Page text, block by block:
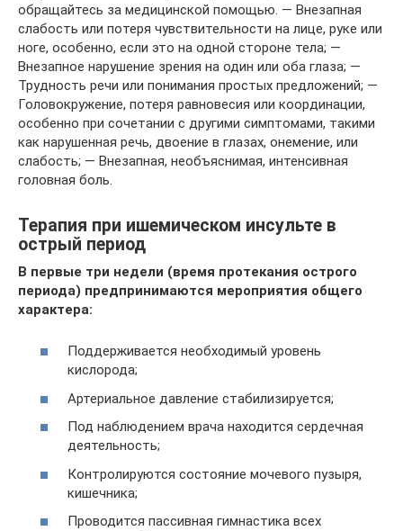
обращайтесь за медицинской помощью. — Внезапная
слабость или потеря чувствительности на лице, руке или
ноге, особенно, если это на одной стороне тела; —
Внезапное нарушение зрения на один или оба глаза; —
Трудность речи или понимания простых предложений; —
Головокружение, потеря равновесия или координации,
особенно при сочетании с другими симптомами, такими
как нарушенная речь, двоение в глазах, онемение, или
слабость; — Внезапная, необъяснимая, интенсивная
головная боль.
Терапия при ишемическом инсульте в
острый период
В первые три недели (время протекания острого
периода) предпринимаются мероприятия общего
характера:
Поддерживается необходимый уровень
кислорода;
Артериальное давление стабилизируется;
Под наблюдением врача находится сердечная
деятельность;
Контролируются состояние мочевого пузыря,
кишечника;
Проводится пассивная гимнастика всех